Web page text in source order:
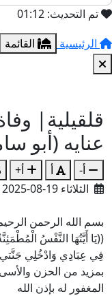
تم التحديث: 01:12
الرئيسية
القائمة
قلقيلية|
عنايه (أبو
أ- أ أ+
الثلاثاء 19-08-2025
بسم الله الرحمن
((يَا أَيَّتُهَا النَّفْسُ
فِي عِبَادِي وَادْخُلِي
بمزيد من الحزن
المغفور له بإذن الله